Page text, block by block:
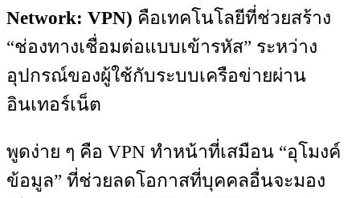
Network: VPN) คือเทคโนโลยีที่ช่วยสร้าง
“ช่องทางเชื่อมต่อแบบเข้ารหัส” ระหว่าง
อุปกรณ์ของผู้ใช้กับระบบเครือข่ายผ่าน
อินเทอร์เน็ต
พูดง่าย ๆ คือ VPN ทำหน้าที่เสมือน “อุโมงค์
ข้อมูล” ที่ช่วยลดโอกาสที่บุคคลอื่นจะมอง